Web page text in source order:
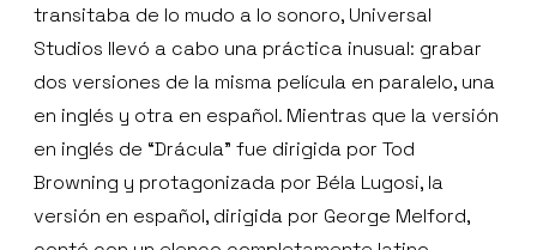
transitaba de lo mudo a lo sonoro, Universal
Studios llevó a cabo una práctica inusual: grabar
dos versiones de la misma película en paralelo, una
en inglés y otra en español. Mientras que la versión
en inglés de “Drácula” fue dirigida por Tod
Browning y protagonizada por Béla Lugosi, la
versión en español, dirigida por George Melford,